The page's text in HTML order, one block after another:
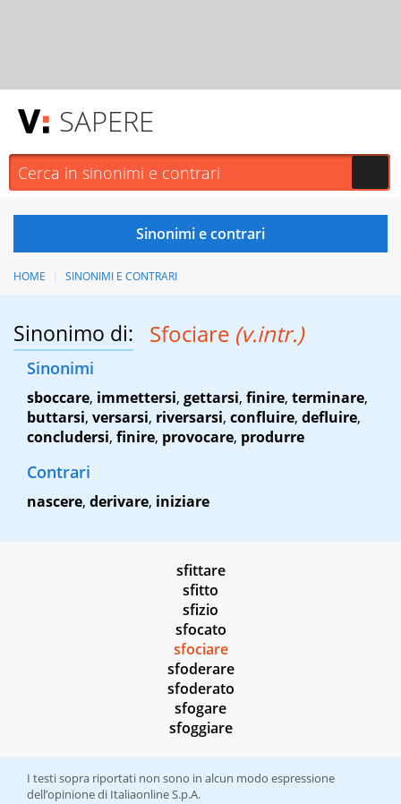
SAPERE
HOME SINONIMI E CONTRARI
Sinonimo di: Sfociare (v.intr.)
Sinonimi
sboccare, immettersi, gettarsi, finire, terminare,
buttarsi, versarsi, riversarsi, confluire, defluire,
concludersi, finire, provocare, produrre
Contrari
nascere, derivare, iniziare
sfittare
sfitto
sfizio
sfocato
sfociare
sfoderare
sfoderato
sfogare
sfoggiare
I testi sopra riportati non sono in alcun modo espressione
dell’opinione di Italiaonline S.p.A.